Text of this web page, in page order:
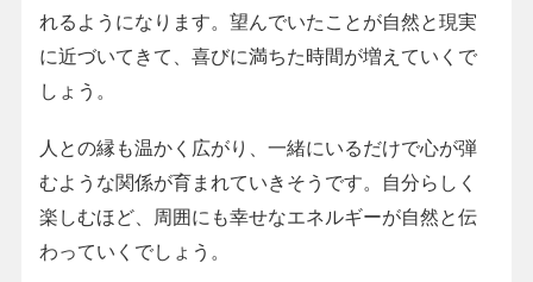
れるようになります。望んでいたことが自然と現実
に近づいてきて、喜びに満ちた時間が増えていくで
しょう。
人との縁も温かく広がり、一緒にいるだけで心が弾
むような関係が育まれていきそうです。自分らしく
楽しむほど、周囲にも幸せなエネルギーが自然と伝
わっていくでしょう。